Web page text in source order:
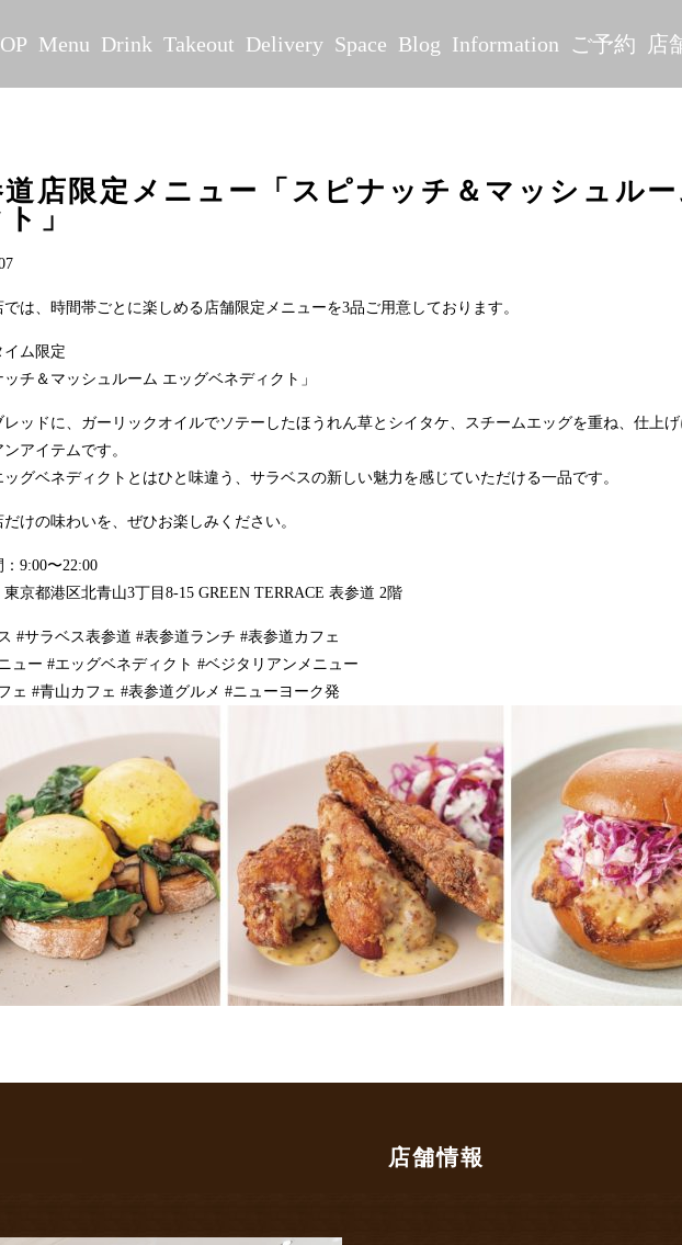
Menu Drink Takeout Delivery Space Blog Information ご予約 店
道店限定メニュー「スピナッチ＆マッシュル
」
は、時間帯ごとに楽しめる店舗限定メニューを3品ご用意しております。
イム限定
ッチ＆マッシュルーム エッグベネディクト」
レッドに、ガーリックオイルでソテーしたほうれん草とシイタケ、スチームエッグを重ね、仕上
アイテムです。
ッグベネディクトとはひと味違う、サラベスの新しい魅力を感じていただける一品です。
けの味わいを、ぜひお楽しみください。
9:00〜22:00
東京都港区北青山3丁目8-15 GREEN TERRACE 表参道 2階
#サラベス表参道 #表参道ランチ #表参道カフェ
ュー #エッグベネディクト #ベジタリアンメニュー
ェ #青山カフェ #表参道グルメ #ニューヨーク発
店舗情報